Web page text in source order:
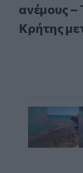
ανέμους –
Κρήτης